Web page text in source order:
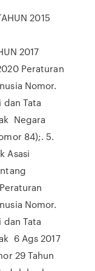
2015
2017
Peraturan
Nomor.
dan Tata
Negara
84);. 5.
Asasi
Nomor.
dan Tata
6 Ags 2017
29 Tahun